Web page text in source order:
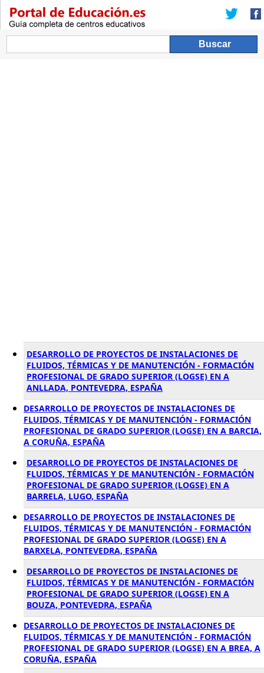
DESARROLLO DE PROYECTOS DE INSTALACIONES DE
FLUIDOS, TÉRMICAS Y DE MANUTENCIÓN - FORMACIÓN
PROFESIONAL DE GRADO SUPERIOR (LOGSE) EN A
ANLLADA, PONTEVEDRA, ESPAÑA
DESARROLLO DE PROYECTOS DE INSTALACIONES DE
FLUIDOS, TÉRMICAS Y DE MANUTENCIÓN - FORMACIÓN
PROFESIONAL DE GRADO SUPERIOR (LOGSE) EN A BARCIA,
A CORUÑA, ESPAÑA
DESARROLLO DE PROYECTOS DE INSTALACIONES DE
FLUIDOS, TÉRMICAS Y DE MANUTENCIÓN - FORMACIÓN
PROFESIONAL DE GRADO SUPERIOR (LOGSE) EN A
BARRELA, LUGO, ESPAÑA
DESARROLLO DE PROYECTOS DE INSTALACIONES DE
FLUIDOS, TÉRMICAS Y DE MANUTENCIÓN - FORMACIÓN
PROFESIONAL DE GRADO SUPERIOR (LOGSE) EN A
BARXELA, PONTEVEDRA, ESPAÑA
DESARROLLO DE PROYECTOS DE INSTALACIONES DE
FLUIDOS, TÉRMICAS Y DE MANUTENCIÓN - FORMACIÓN
PROFESIONAL DE GRADO SUPERIOR (LOGSE) EN A
BOUZA, PONTEVEDRA, ESPAÑA
DESARROLLO DE PROYECTOS DE INSTALACIONES DE
FLUIDOS, TÉRMICAS Y DE MANUTENCIÓN - FORMACIÓN
PROFESIONAL DE GRADO SUPERIOR (LOGSE) EN A BREA, A
CORUÑA, ESPAÑA